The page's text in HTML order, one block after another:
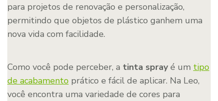
para projetos de renovação e personalização,
permitindo que objetos de plástico ganhem uma
nova vida com facilidade.
Como você pode perceber, a tinta sprayé um tipo
de acabamento prático e fácil de aplicar. Na Leo,
você encontra uma variedade de cores para